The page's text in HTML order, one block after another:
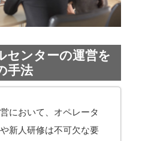
センターの運営を
手法
において、オペレータ
新人研修は不可欠な要